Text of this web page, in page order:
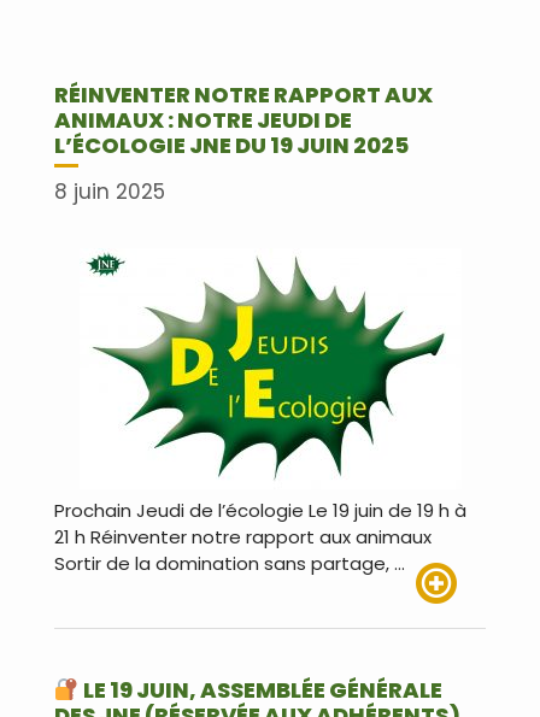
RÉINVENTER NOTRE RAPPORT AUX
ANIMAUX : NOTRE JEUDI DE
L’ÉCOLOGIE JNE DU 19 JUIN 2025
8 juin 2025
Prochain Jeudi de l’écologie Le 19 juin de 19 h à
21 h Réinventer notre rapport aux animaux
Sortir de la domination sans partage, …
LE 19 JUIN, ASSEMBLÉE GÉNÉRALE